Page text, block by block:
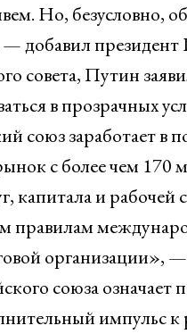
Но, безусловно,
добавил президент
совета, Путин
в прозрачных
союз заработает
с более чем 170
капитала и
правилам
организации»,
союза означает
импульс